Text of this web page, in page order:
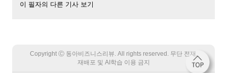
이 필자의 다른 기사 보기
Copyright Ⓒ 동아비즈니스리뷰. All rights reserved. 무단 전재,
재배포 및 AI학습 이용 금지